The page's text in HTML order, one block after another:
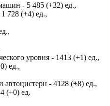
- 5 485 (+32) ед.,
728 (+4) ед.,
уровня - 1413 (+1) ед.,
ед.,
автоцистерн - 4128 (+8) ед.,
(+0) ед.